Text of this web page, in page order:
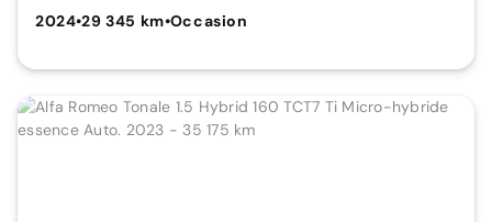
2024•29 345 km•Occasion